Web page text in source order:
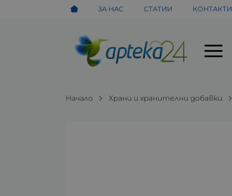
ЗА НАС СТАТИИ КОНТАКТИ
Начало Храни и хранителни добавки